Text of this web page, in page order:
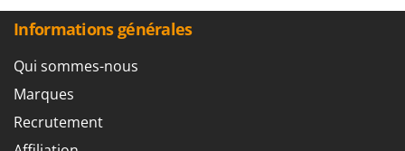
Informations générales
Qui sommes-nous
Marques
Recrutement